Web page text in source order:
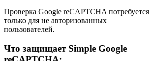
Проверка Google reCAPTCHA потребуется
только для не авторизованных
пользователей.
Что защищает Simple Google